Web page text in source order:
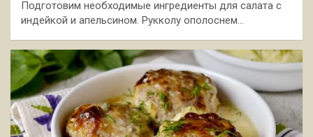
Подготовим необходимые ингредиенты для салата с
индейкой и апельсином. Рукколу ополоснем…